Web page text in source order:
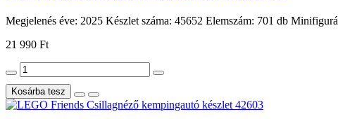
Megjelenés éve: 2025 Készlet száma: 45652 Elemszám: 701 db
21 990 Ft
Kosárba tesz